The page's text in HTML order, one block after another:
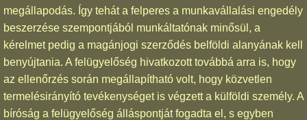
megállapodás. Így tehát a felperes a munkavállalási engedély
beszerzése szempontjából munkáltatónak minősül, a
kérelmet pedig a magánjogi szerződés belföldi alanyának kell
benyújtania. A felügyelőség hivatkozott továbbá arra is, hogy
az ellenőrzés során megállapítható volt, hogy közvetlen
termelésirányító tevékenységet is végzett a külföldi személy. A
bíróság a felügyelőség álláspontját fogadta el, s egyben